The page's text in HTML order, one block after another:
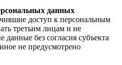
данных
доступ к персональным
третьим лицам и не
данные без согласия субъекта
не предусмотрено